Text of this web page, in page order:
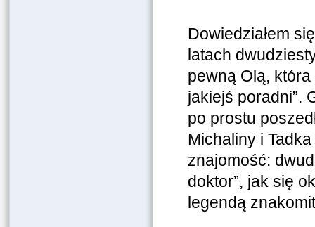
Dowiedziałem
latach
pewną Olą,
jakiejś poradni”.
po prostu
Michaliny i
znajomość:
doktor”, jak się
legendą